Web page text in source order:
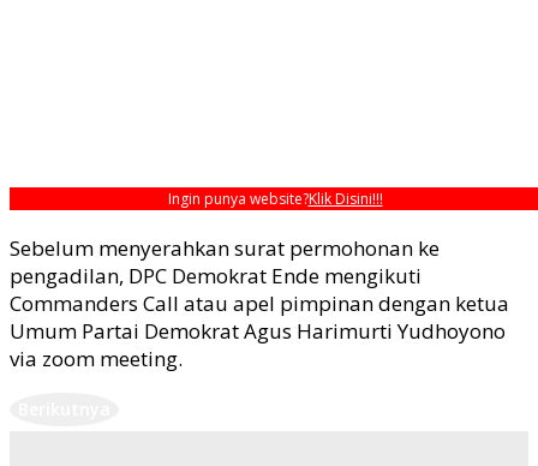
Ingin punya website?Klik Disini!!!
Sebelum menyerahkan surat permohonan ke
pengadilan, DPC Demokrat Ende mengikuti
Commanders Call atau apel pimpinan dengan ketua
Umum Partai Demokrat Agus Harimurti Yudhoyono
via zoom meeting.